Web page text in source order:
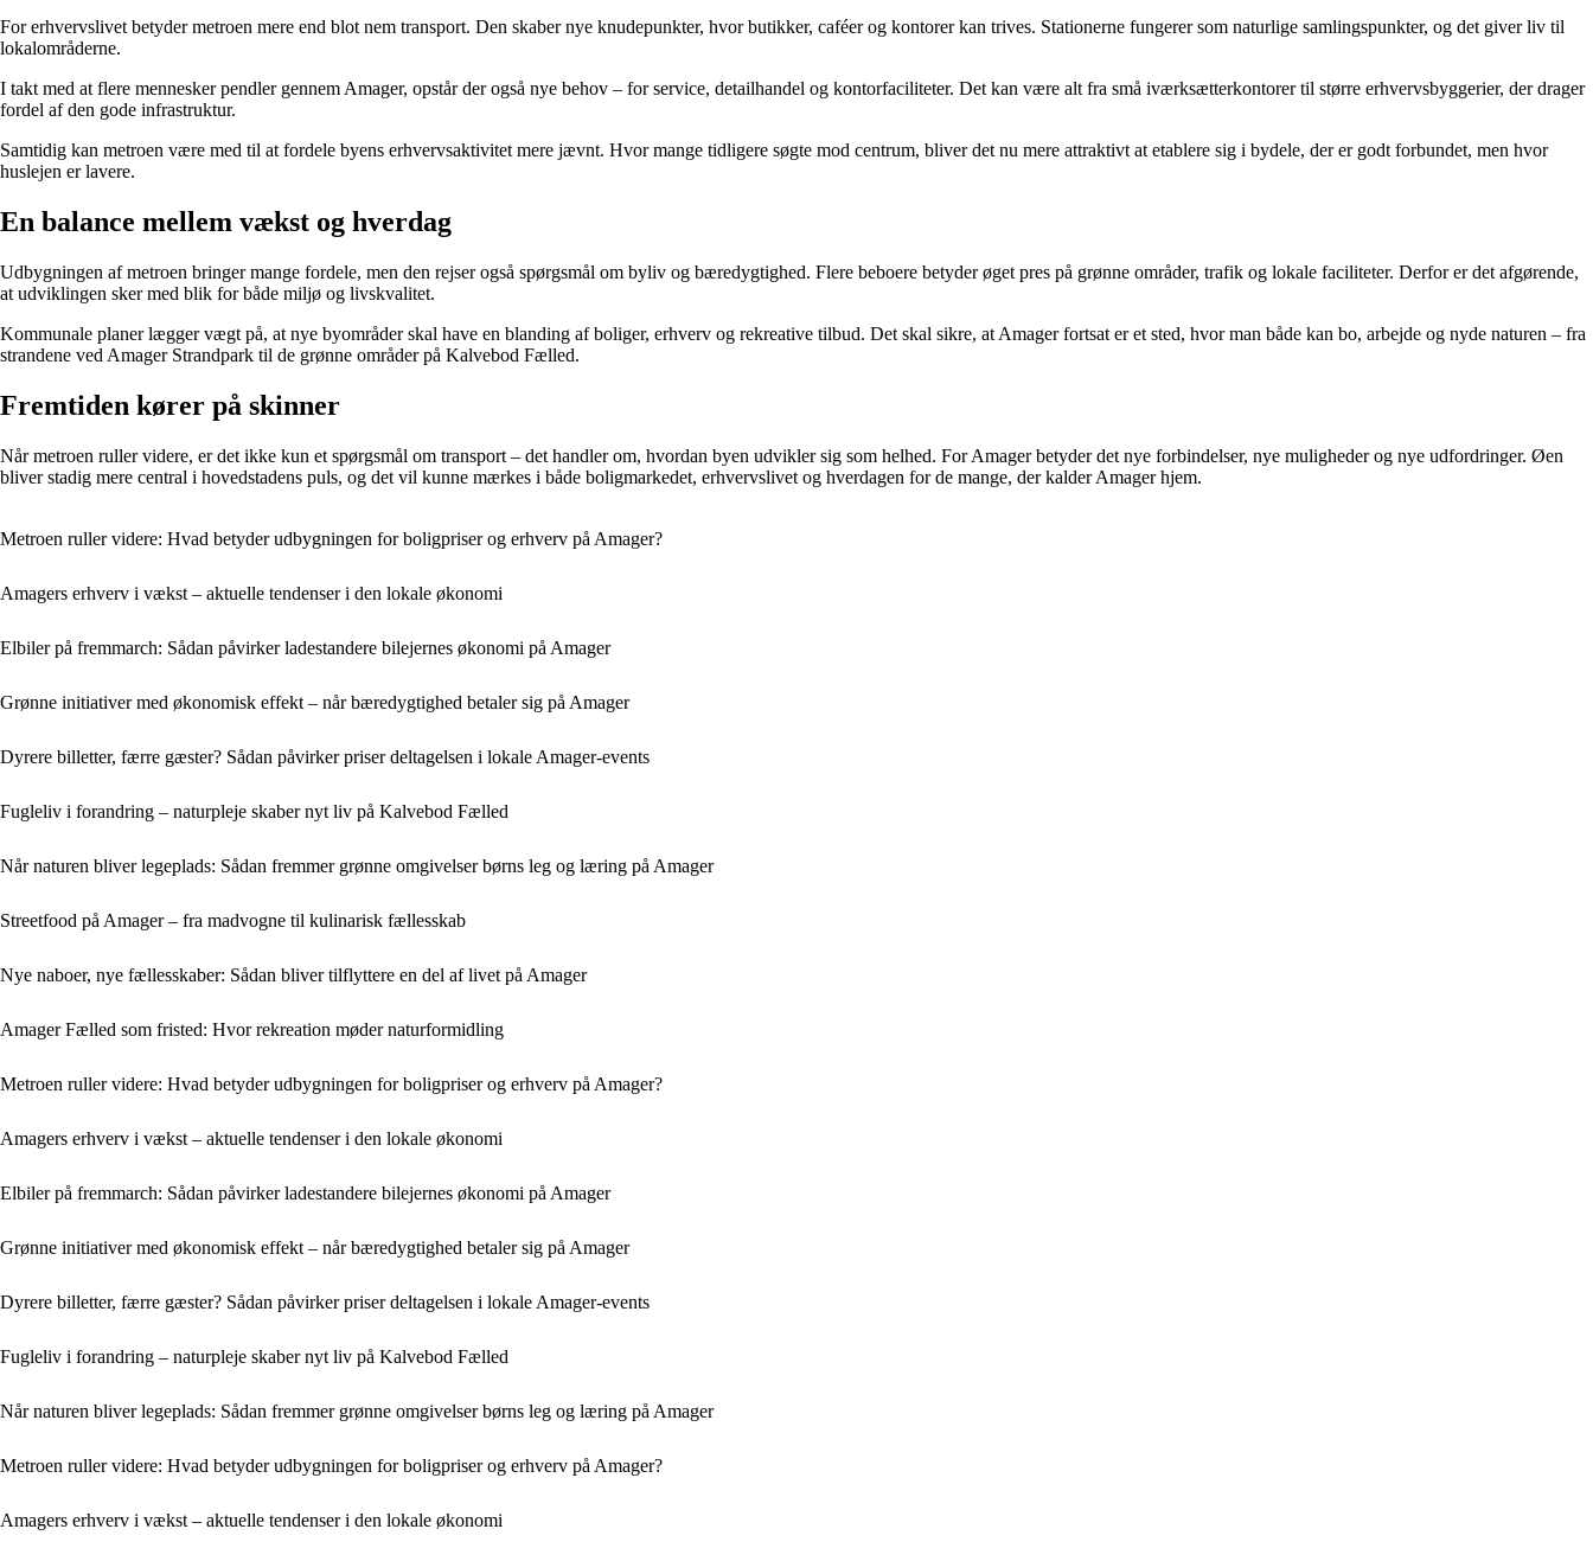
For erhvervslivet betyder metroen mere end blot nem transport. Den skaber nye knudepunkter, hvor butikker, caféer og kontorer kan trives. Stationerne fungerer som naturlige samlingspunkter, og det giver liv til
lokalområderne.
I takt med at flere mennesker pendler gennem Amager, opstår der også nye behov – for service, detailhandel og kontorfaciliteter. Det kan være alt fra små iværksætterkontorer til større erhvervsbyggerier, der drager
fordel af den gode infrastruktur.
Samtidig kan metroen være med til at fordele byens erhvervsaktivitet mere jævnt. Hvor mange tidligere søgte mod centrum, bliver det nu mere attraktivt at etablere sig i bydele, der er godt forbundet, men hvor
huslejen er lavere.
En balance mellem vækst og hverdag
Udbygningen af metroen bringer mange fordele, men den rejser også spørgsmål om byliv og bæredygtighed. Flere beboere betyder øget pres på grønne områder, trafik og lokale faciliteter. Derfor er det afgørende,
at udviklingen sker med blik for både miljø og livskvalitet.
Kommunale planer lægger vægt på, at nye byområder skal have en blanding af boliger, erhverv og rekreative tilbud. Det skal sikre, at Amager fortsat er et sted, hvor man både kan bo, arbejde og nyde naturen – fra
strandene ved Amager Strandpark til de grønne områder på Kalvebod Fælled.
Fremtiden kører på skinner
Når metroen ruller videre, er det ikke kun et spørgsmål om transport – det handler om, hvordan byen udvikler sig som helhed. For Amager betyder det nye forbindelser, nye muligheder og nye udfordringer. Øen
bliver stadig mere central i hovedstadens puls, og det vil kunne mærkes i både boligmarkedet, erhvervslivet og hverdagen for de mange, der kalder Amager hjem.
Metroen ruller videre: Hvad betyder udbygningen for boligpriser og erhverv på Amager?
Amagers erhverv i vækst – aktuelle tendenser i den lokale økonomi
Elbiler på fremmarch: Sådan påvirker ladestandere bilejernes økonomi på Amager
Grønne initiativer med økonomisk effekt – når bæredygtighed betaler sig på Amager
Dyrere billetter, færre gæster? Sådan påvirker priser deltagelsen i lokale Amager-events
Fugleliv i forandring – naturpleje skaber nyt liv på Kalvebod Fælled
Når naturen bliver legeplads: Sådan fremmer grønne omgivelser børns leg og læring på Amager
Streetfood på Amager – fra madvogne til kulinarisk fællesskab
Nye naboer, nye fællesskaber: Sådan bliver tilflyttere en del af livet på Amager
Amager Fælled som fristed: Hvor rekreation møder naturformidling
Metroen ruller videre: Hvad betyder udbygningen for boligpriser og erhverv på Amager?
Amagers erhverv i vækst – aktuelle tendenser i den lokale økonomi
Elbiler på fremmarch: Sådan påvirker ladestandere bilejernes økonomi på Amager
Grønne initiativer med økonomisk effekt – når bæredygtighed betaler sig på Amager
Dyrere billetter, færre gæster? Sådan påvirker priser deltagelsen i lokale Amager-events
Fugleliv i forandring – naturpleje skaber nyt liv på Kalvebod Fælled
Når naturen bliver legeplads: Sådan fremmer grønne omgivelser børns leg og læring på Amager
Metroen ruller videre: Hvad betyder udbygningen for boligpriser og erhverv på Amager?
Amagers erhverv i vækst – aktuelle tendenser i den lokale økonomi